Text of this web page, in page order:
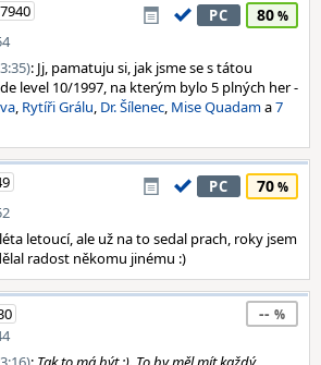
7940
PC 80
: Jj, pamatuju si, jak jsme se s tátou
level 10/1997, na kterým bylo 5 plných her -
, Rytíři Grálu, Dr. Šílenec, Mise Quadama7
PC 70
letoucí, ale už na to sedal prach, roky jsem
radost někomu jinému :)
--